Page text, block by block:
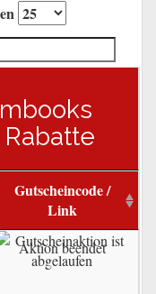
Gutscheincode /
Link
Aktion beendet